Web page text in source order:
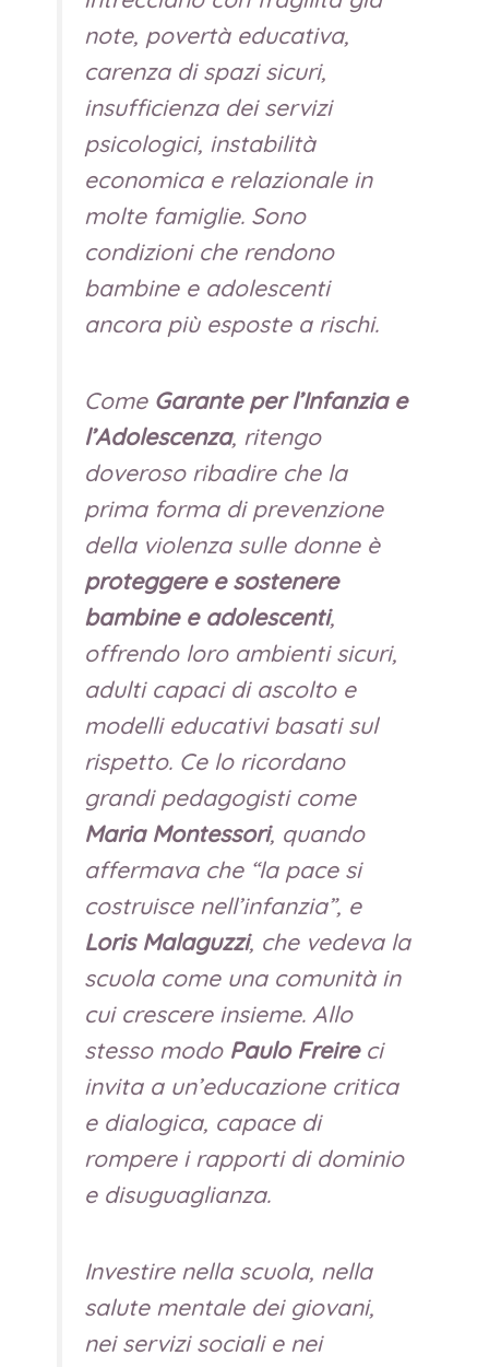
note, povertà educativa,
carenza di spazi sicuri,
insufficienza dei servizi
psicologici, instabilità
economica e relazionale in
molte famiglie. Sono
condizioni che rendono
bambine e adolescenti
ancora più esposte a rischi.
Come Garante per l’Infanzia e
l’Adolescenza, ritengo
doveroso ribadire che la
prima forma di prevenzione
della violenza sulle donne è
proteggere e sostenere
bambine e adolescenti,
offrendo loro ambienti sicuri,
adulti capaci di ascolto e
modelli educativi basati sul
rispetto. Ce lo ricordano
grandi pedagogisti come
Maria Montessori, quando
affermava che “la pace si
costruisce nell’infanzia”, e
Loris Malaguzzi, che vedeva la
scuola come una comunità in
cui crescere insieme. Allo
stesso modo Paulo Freireci
invita a un’educazione critica
e dialogica, capace di
rompere i rapporti di dominio
e disuguaglianza.
Investire nella scuola, nella
salute mentale dei giovani,
nei servizi sociali e nei